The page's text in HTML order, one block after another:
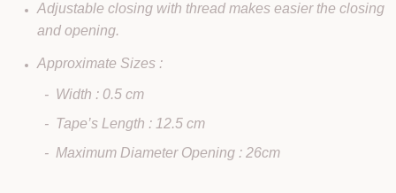
Adjustable closing with thread makes easier the closing
and opening.
Approximate Sizes :
- Width : 0.5 cm
- Tape’s Length : 12.5 cm
- Maximum Diameter Opening : 26cm